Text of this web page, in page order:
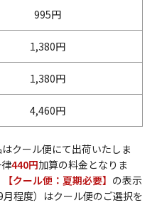
995円
1,380円
1,380円
4,460円
クール便にて出荷いたしま
440円加算の料金となりま
【クール便：夏期必要】 の表示
程度）はクール便のご選択を